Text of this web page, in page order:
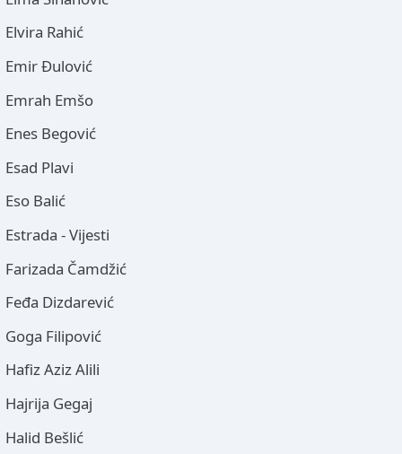
Elvira Rahić
Emir Đulović
Emrah Emšo
Enes Begović
Esad Plavi
Eso Balić
Estrada - Vijesti
Farizada Čamdžić
Feđa Dizdarević
Goga Filipović
Hafiz Aziz Alili
Hajrija Gegaj
Halid Bešlić